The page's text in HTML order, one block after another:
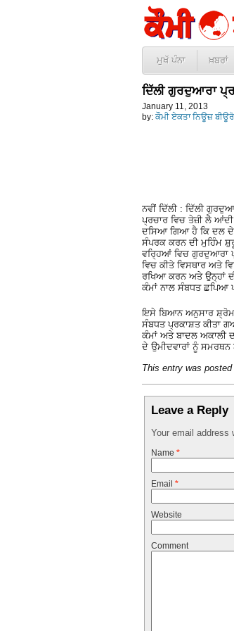
ਮੁਖੱ ਪੰਨਾ ਖ਼ਬਰਾਂ
ਦਿੱਲੀ ਗੁਰਦੁਆਰਾ
January 11, 2013
by: ਕੌਮੀ ਏਕਤਾ ਨਿਊਜ਼ ਬੀਊਰੋ
ਨਵੀਂ ਦਿੱਲੀ : ਦਿੱਲੀ
ਪ੍ਰਚਾਰ ਵਿਚ ਤੇਜ਼ੀ ਲੈ
ਦਸਿਆ ਗਿਆ ਹੈ ਕਿ ਦਲ ਦੇ
ਸੰਪਰਕ ਕਰਨ ਦੀ ਮੁਹਿੰਮ
ਵਰ੍ਹਿਆਂ ਵਿਚ ਗੁਰਦੁਆਰਾ
ਵਿਚ ਕੀਤੇ ਵਿਸਥਾਰ ਅਤੇ
ਰਖਿਆ ਕਰਨ ਅਤੇ ਉਨ੍ਹਾਂ
ਕੰਮਾਂ ਨਾਲ ਸੰਬਧਤ ਛਪਿਆ
ਇਸੇ ਬਿਆਨ ਅਨੁਸਾਰ
ਸੰਬਧਤ ਪ੍ਰਕਾਸ਼ਤ ਕੀਤਾ
ਕੰਮਾਂ ਅਤੇ ਬਾਦਲ ਅਕਾਲੀ
ਦੇ ਉਮੀਦਵਾਰਾਂ ਨੂੰ
This entry was posted
Leave a Reply
Your email address
Name *
Email *
Website
Comment